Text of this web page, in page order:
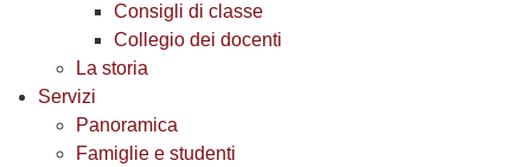
Consigli di classe
Collegio dei docenti
La storia
Servizi
Panoramica
Famiglie e studenti